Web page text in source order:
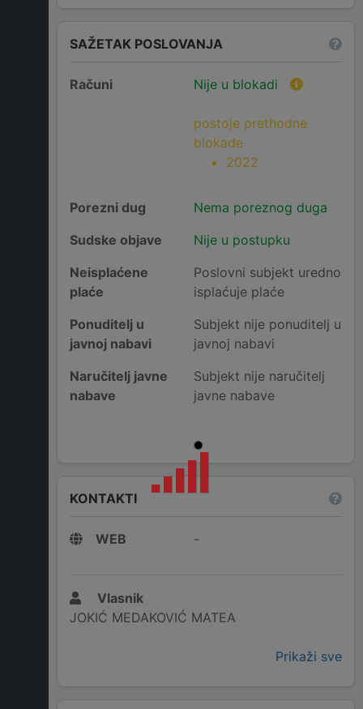
SAŽETAK POSLOVANJA
Računi Nije u blokadi
postoje prethodne
blokade
2022
Porezni dug
Nema poreznog duga
Sudske objave
Nije u postupku
Neisplaćene
plaće
Poslovni subjekt uredno
isplaćuje plaće
Ponuditelj u
javnoj nabavi
Subjekt nije ponuditelj u
javnoj nabavi
Naručitelj javne
nabave
Subjekt nije naručitelj
javne nabave
KONTAKTI
WEB -
Vlasnik
JOKIĆ MEDAKOVIĆ MATEA
Prikaži sve